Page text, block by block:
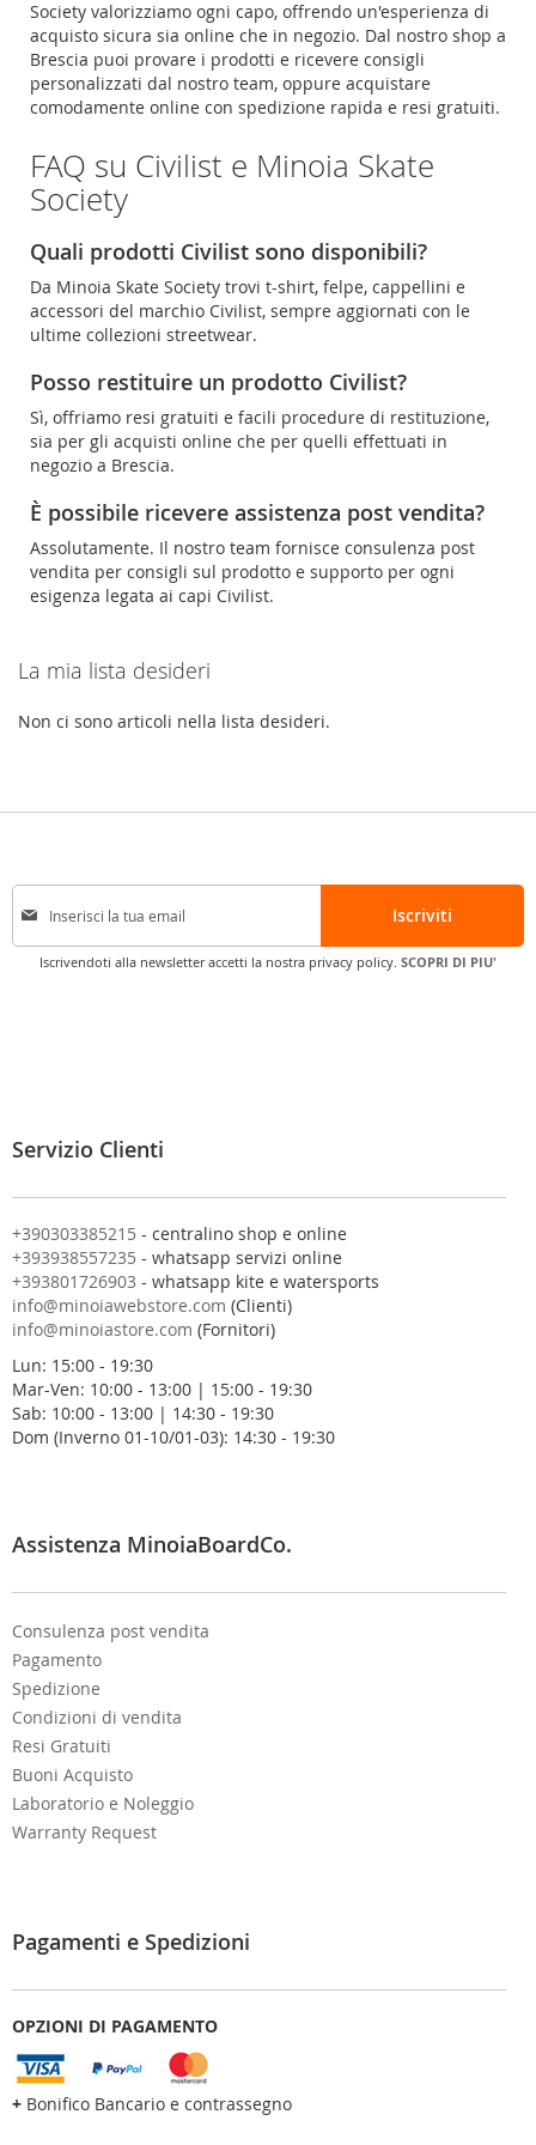
Society valorizziamo ogni capo, offrendo un'esperienza di
acquisto sicura sia online che in negozio. Dal nostro shop a
Brescia puoi provare i prodotti e ricevere consigli
personalizzati dal nostro team, oppure acquistare
comodamente online con spedizione rapida e resi gratuiti.
FAQ su Civilist e Minoia Skate
Society
Quali prodotti Civilist sono disponibili?
Da Minoia Skate Society trovi t-shirt, felpe, cappellini e
accessori del marchio Civilist, sempre aggiornati con le
ultime collezioni streetwear.
Posso restituire un prodotto Civilist?
Sì, offriamo resi gratuiti e facili procedure di restituzione,
sia per gli acquisti online che per quelli effettuati in
negozio a Brescia.
È possibile ricevere assistenza post vendita?
Assolutamente. Il nostro team fornisce consulenza post
vendita per consigli sul prodotto e supporto per ogni
esigenza legata ai capi Civilist.
La mia lista desideri
Non ci sono articoli nella lista desideri.
I
c
l
o
s
t
r
a
e
w
s
l
e
:
Iscriviti
Iscrivendoti alla newsletter accetti la nostra privacy policy. SCOPRI DI PIU'
Servizio Clienti
+390303385215 - centralino shop e online
+393938557235 - whatsapp servizi online
+393801726903 - whatsapp kite e watersports
info@minoiawebstore.com (Clienti)
info@minoiastore.com (Fornitori)
Lun: 15:00 - 19:30
Mar-Ven: 10:00 - 13:00 | 15:00 - 19:30
Sab: 10:00 - 13:00 | 14:30 - 19:30
Dom (Inverno 01-10/01-03): 14:30 - 19:30
Assistenza MinoiaBoardCo.
Consulenza post vendita
Pagamento
Spedizione
Condizioni di vendita
Resi Gratuiti
Buoni Acquisto
Laboratorio e Noleggio
Warranty Request
Pagamenti e Spedizioni
OPZIONI DI PAGAMENTO
+ Bonifico Bancario e contrassegno